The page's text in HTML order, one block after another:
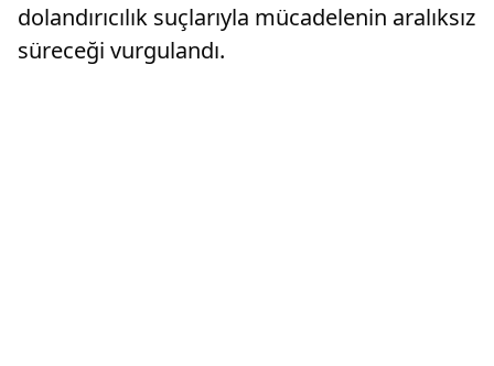
dolandırıcılık suçlarıyla mücadelenin aralıksız
süreceği vurgulandı.